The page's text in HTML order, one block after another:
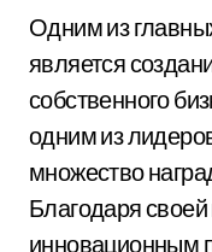
Одним из
является
собственного
одним из
множество
Благодаря своей
инновационным